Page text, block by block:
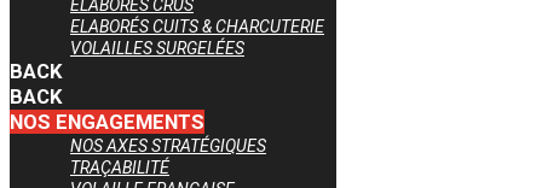
ELABORÉS CRUS
ELABORÉS CUITS & CHARCUTERIE
VOLAILLES SURGELÉES
BACK
BACK
NOS ENGAGEMENTS
NOS AXES STRATÉGIQUES
TRAÇABILITÉ